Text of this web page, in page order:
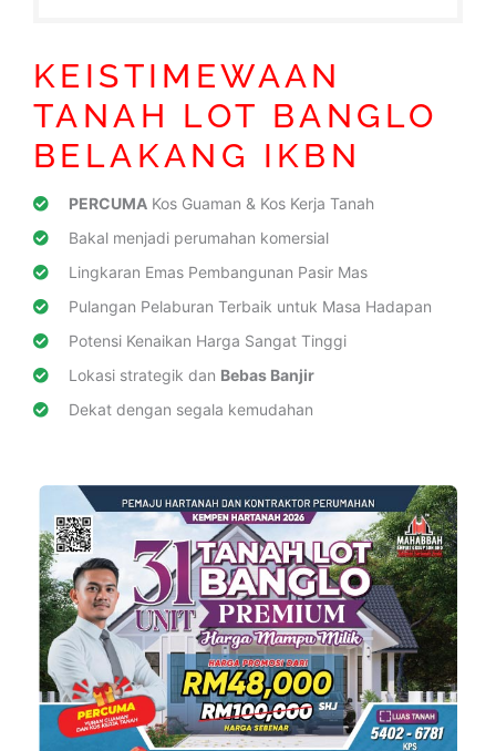
KEISTIMEWAAN
TANAH LOT BANGLO
BELAKANG IKBN
PERCUMAKos Guaman & Kos Kerja Tanah
Bakal menjadi perumahan komersial
Lingkaran Emas Pembangunan Pasir Mas
Pulangan Pelaburan Terbaik untuk Masa Hadapan
Potensi Kenaikan Harga Sangat Tinggi
Lokasi strategik dan Bebas Banjir
Dekat dengan segala kemudahan